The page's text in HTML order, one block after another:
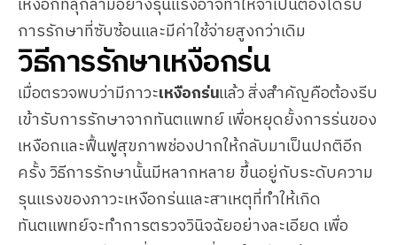
การรักษาที่ซับซ้อนและมีค่าใช้จ่ายสูงกว่าเดิม
วิธีการรักษาเหงือกร่น
เมื่อตรวจพบว่ามีภาวะเหงือกร่นแล้ว สิ่งสำคัญคือต้องรีบ
เข้ารับการรักษาจากทันตแพทย์ เพื่อหยุดยั้งการร่นของ
เหงือกและฟื้นฟูสุขภาพช่องปากให้กลับมาเป็นปกติอีก
ครั้ง วิธีการรักษานั้นมีหลากหลาย ขึ้นอยู่กับระดับความ
รุนแรงของภาวะเหงือกร่นและสาเหตุที่ทำให้เกิด
ทันตแพทย์จะทำการตรวจวินิจฉัยอย่างละเอียด เพื่อ